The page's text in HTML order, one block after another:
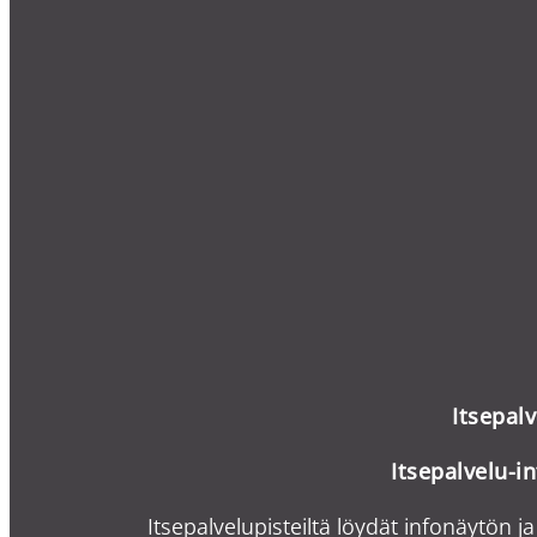
Itsepalvelu-i
Itsepalvelupisteiltä löydät infonäytön